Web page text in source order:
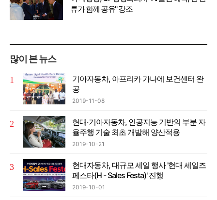
류가 함께 공유" 강조
많이 본 뉴스
기아자동차, 아프리카 가나에 보건센터 완
공
2019-11-08
현대·기아자동차, 인공지능 기반의 부분 자
율주행 기술 최초 개발해 양산적용
2019-10-21
현대자동차, 대규모 세일 행사 '현대 세일즈
페스타(H - Sales Festa)' 진행
2019-10-01